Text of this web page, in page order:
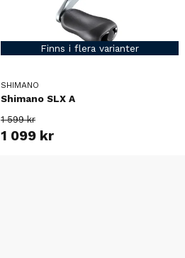
Finns i flera varianter
SHIMANO
Shimano SLX A
1 599 kr
1 099 kr